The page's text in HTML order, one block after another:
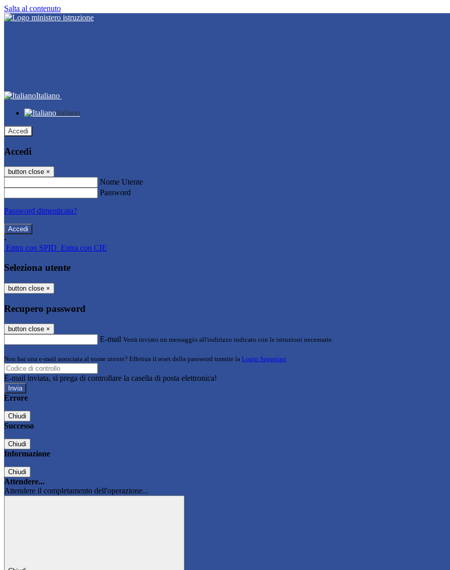
Salta al contenuto
Italiano
Italiano
Accedi
Accedi
button close ×
Nome Utente
Password
Password dimenticata?
-
Entra con SPID Entra con CIE
Seleziona utente
button close ×
Recupero password
button close ×
E-mail Verrà inviato un messaggio all'indirizzo indicato con le istruzioni necessarie.
Non hai una e-mail associata al nome utente? Effettua il reset della password tramite la Login Spaggiari
E-mail inviata, si prega di controllare la casella di posta elettronica!
Errore
Chiudi
Successo
Chiudi
Informazione
Chiudi
Attendere...
Attendere il completamento dell'operazione...